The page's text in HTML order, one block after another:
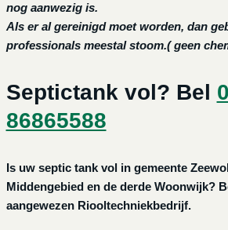
nog aanwezig is.
Als er al gereinigd moet worden, dan
professionals meestal stoom.( geen
Septictank vol? Bel
86865588
Is uw septic tank vol in gemeente
Middengebied en de derde Woonwijk?
aangewezen Riooltechniekbedrijf.